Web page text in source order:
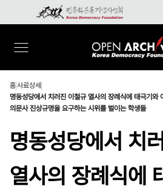
홈사료상세
명동성당에서 치러진 이철규 열사의 장례식에 태극기와
의문사 진상규명을 요구하는 시위를 벌이는 학생들
명동성당에서 치
열사의 장례식에